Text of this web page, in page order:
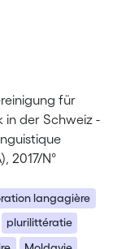
für
in der Schweiz -
2017/N°
langagière
plurilittératie